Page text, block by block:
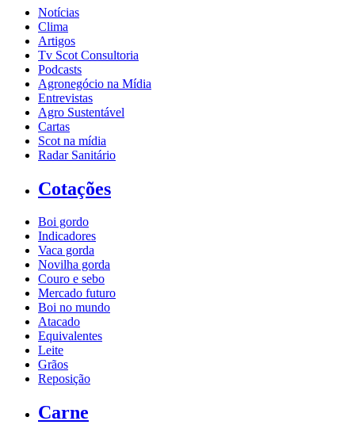
Notícias
Clima
Artigos
Tv Scot Consultoria
Podcasts
Agronegócio na Mídia
Entrevistas
Agro Sustentável
Cartas
Scot na mídia
Radar Sanitário
Cotações
Boi gordo
Indicadores
Vaca gorda
Novilha gorda
Couro e sebo
Mercado futuro
Boi no mundo
Atacado
Equivalentes
Leite
Grãos
Reposição
Carne